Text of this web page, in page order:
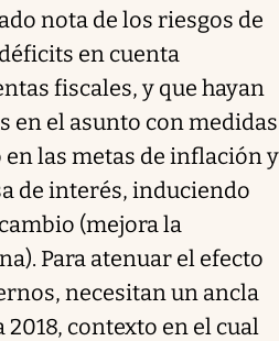
nota de los riesgos de
en cuenta
fiscales, y que hayan
en el asunto con medidas
las metas de inflación y
de interés, induciendo
(mejora la
Para atenuar el efecto
necesitan un ancla
contexto en el cual